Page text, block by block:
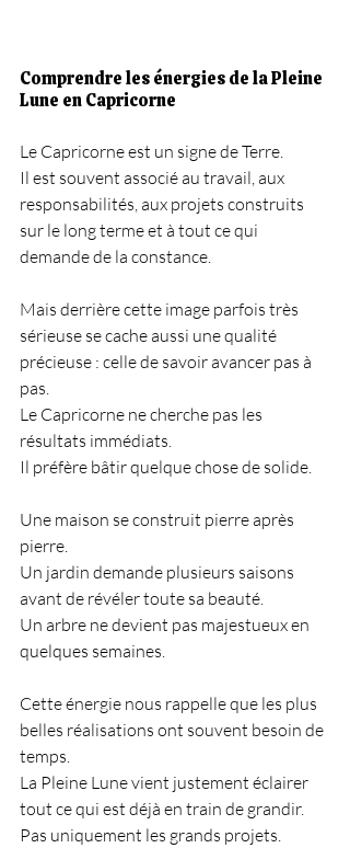
Comprendre les énergies de la Pleine
Lune en Capricorne
Le Capricorne est un signe de Terre.
Il est souvent associé au travail, aux
responsabilités, aux projets construits
sur le long terme et à tout ce qui
demande de la constance.
Mais derrière cette image parfois très
sérieuse se cache aussi une qualité
précieuse : celle de savoir avancer pas à
pas.
Le Capricorne ne cherche pas les
résultats immédiats.
Il préfère bâtir quelque chose de solide.
Une maison se construit pierre après
pierre.
Un jardin demande plusieurs saisons
avant de révéler toute sa beauté.
Un arbre ne devient pas majestueux en
quelques semaines.
Cette énergie nous rappelle que les plus
belles réalisations ont souvent besoin de
temps.
La Pleine Lune vient justement éclairer
tout ce qui est déjà en train de grandir.
Pas uniquement les grands projets.